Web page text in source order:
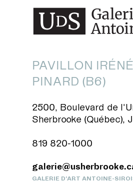
PAVILLON
PINARD (B6)
2500, Boulevard de
Sherbrooke (Québec),
819 820-1000
GALERIE D’ART ANTOINE-